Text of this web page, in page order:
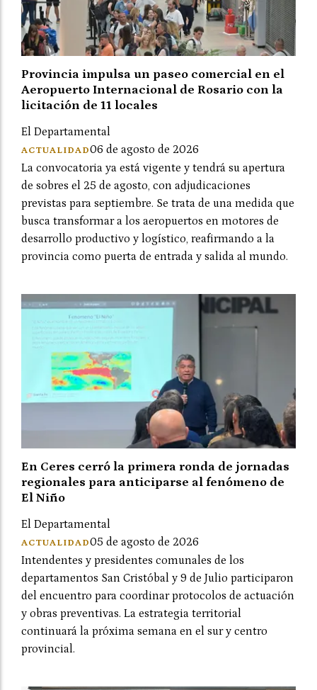
Provincia impulsa un paseo comercial en el
Aeropuerto Internacional de Rosario con la
licitación de 11 locales
El Departamental
ACTUALIDAD06 de agosto de 2026
La convocatoria ya está vigente y tendrá su apertura
de sobres el 25 de agosto, con adjudicaciones
previstas para septiembre. Se trata de una medida que
busca transformar a los aeropuertos en motores de
desarrollo productivo y logístico, reafirmando a la
provincia como puerta de entrada y salida al mundo.
En Ceres cerró la primera ronda de jornadas
regionales para anticiparse al fenómeno de
El Niño
El Departamental
ACTUALIDAD05 de agosto de 2026
Intendentes y presidentes comunales de los
departamentos San Cristóbal y 9 de Julio participaron
del encuentro para coordinar protocolos de actuación
y obras preventivas. La estrategia territorial
continuará la próxima semana en el sur y centro
provincial.